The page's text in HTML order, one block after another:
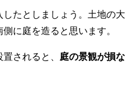
たとしましょう。土地の大
に庭を造ると思います。
されると、 庭の景観が損な